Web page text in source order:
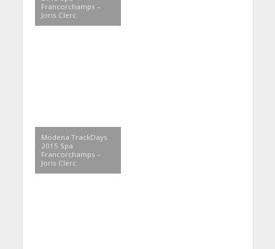
Francorchamps –
Joris Clerc
Modena TrackDays
2015 Spa
Francorchamps –
Joris Clerc